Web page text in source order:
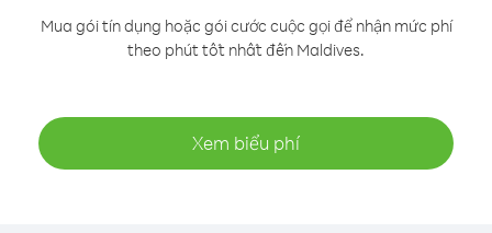
Mua gói tín dụng hoặc gói cước cuộc gọi để nhận mức phí
theo phút tốt nhất đến Maldives.
Xem biểu phí